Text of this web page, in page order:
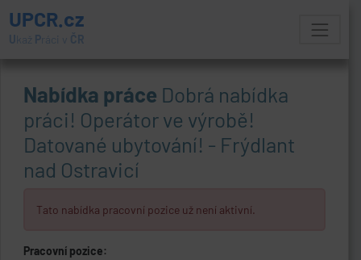
UPCR.cz
U kaž Práci v ČR
Nabídka práce Dobrá nabídka
práci! Operátor ve výrobě!
Datované ubytování! - Frýdlant
nad Ostravicí
Tato nabídka pracovní pozice už není aktivní.
Pracovní pozice: